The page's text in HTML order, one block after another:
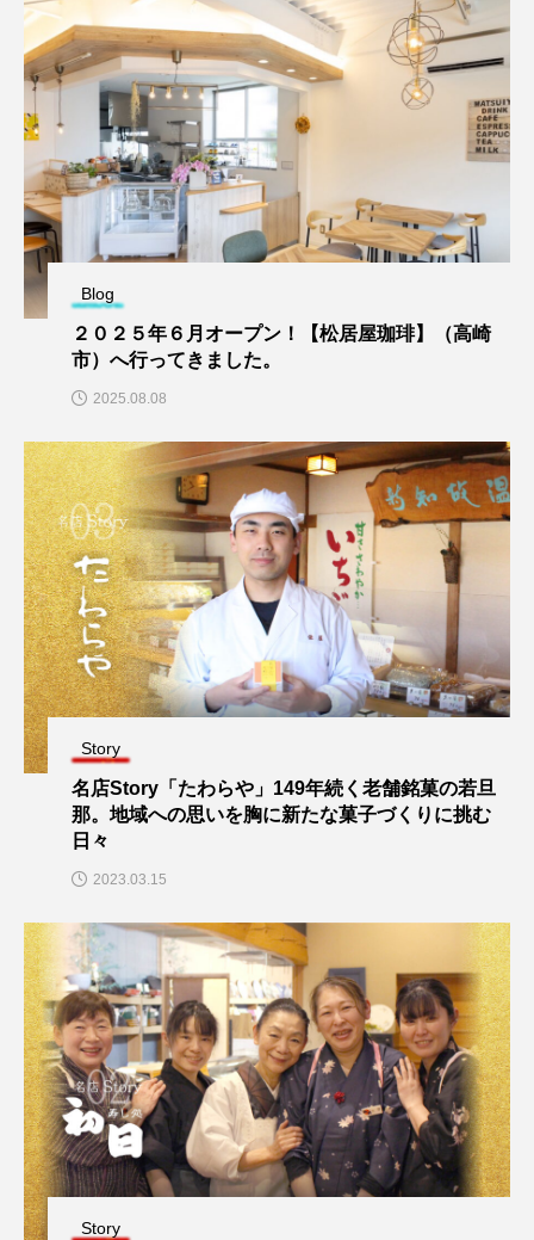
Blog
２０２５年６月オープン！【松居屋珈琲】（高崎
市）へ行ってきました。
2025.08.08
Story
名店Story「たわらや」149年続く老舗銘菓の若旦
那。地域への思いを胸に新たな菓子づくりに挑む
日々
2023.03.15
Story